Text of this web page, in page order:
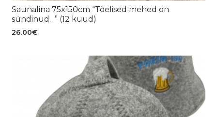
Saunalina 75x150cm “Tõelised mehed on
sündinud…” (12 kuud)
26.00€